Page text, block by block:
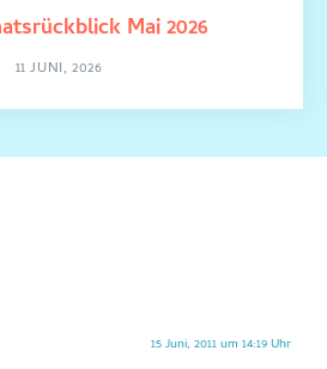
Mai 2026
11 JUNI, 2026
15 Juni, 2011 um 14:19 Uhr